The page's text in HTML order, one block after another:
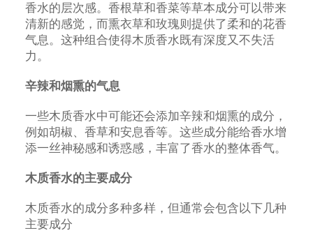
香水的层次感。香根草和香菜等草本成分可以带来
清新的感觉，而熏衣草和玫瑰则提供了柔和的花香
气息。这种组合使得木质香水既有深度又不失活
力。
辛辣和烟熏的气息
一些木质香水中可能还会添加辛辣和烟熏的成分，
例如胡椒、香草和安息香等。这些成分能给香水增
添一丝神秘感和诱惑感，丰富了香水的整体香气。
木质香水的主要成分
木质香水的成分多种多样，但通常会包含以下几种
主要成分